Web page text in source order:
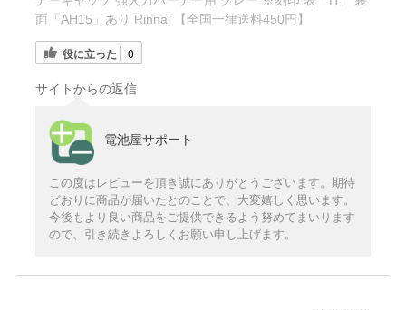
面「AH15」あり Rinnai 【全国一律送料450円】
役に立った 0
サイトからの返信
電池屋サポート
この度はレビューを頂き誠にありがとうございます。期待
どおりに商品が届いたとのことで、大変嬉しく思います。
今後もより良い商品をご提供できるよう努めてまいります
ので、引き続きよろしくお願い申し上げます。